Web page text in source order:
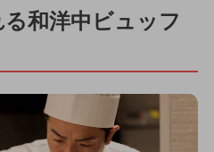
和洋中ビュッフ